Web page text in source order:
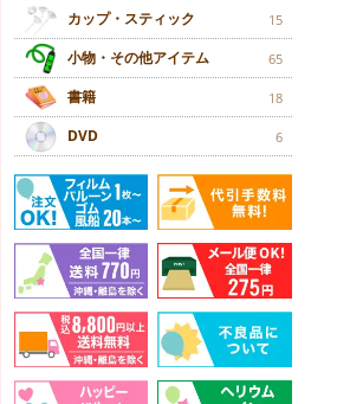
カップ・スティック 15
小物・その他アイテム 65
書籍 18
DVD 6